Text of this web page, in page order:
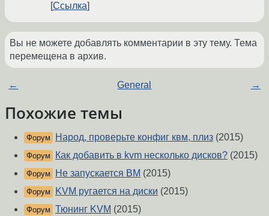
Ссылка
Вы не можете добавлять комментарии в эту тему. Тема
перемещена в архив.
← General →
Похожие темы
Форум Народ, проверьте конфиг квм, плиз (2015)
Форум Как добавить в kvm несколько дисков? (2015)
Форум Не запускается ВМ (2015)
Форум KVM ругается на диски (2015)
Форум Тюнинг KVM (2015)